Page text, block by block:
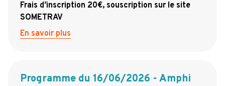
Frais d’inscription 20€, souscription sur le site
SOMETRAV
En savoir plus
Programme du 16/06/2026 - Amphi